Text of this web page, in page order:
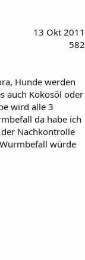
13 Okt 2011
582
Hunde werden
auch Kokosöl oder
wird alle 3
da habe ich
Nachkontrolle
würde